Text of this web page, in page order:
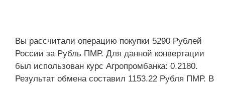
Вы рассчитали операцию покупки 5290 Рублей
России за Рубль ПМР. Для данной конвертации
был использован курс Агропромбанка: 0.2180.
Результат обмена составил 1153.22 Рубля ПМР. В